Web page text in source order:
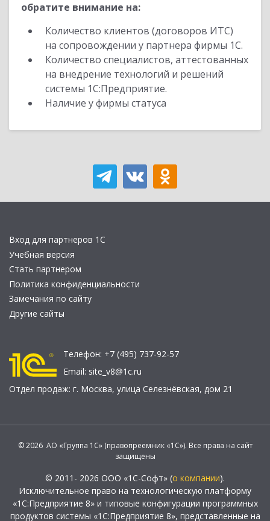
обратите внимание на:
Количество клиентов (договоров ИТС)
на сопровождении у партнера фирмы 1С.
Количество специалистов, аттестованных
на внедрение технологий и решений
системы 1С:Предприятие.
Наличие у фирмы статуса
Вход для партнеров 1С
Учебная версия
Стать партнером
Политика конфиденциальности
Замечания по сайту
Другие сайты
Телефон: +7 (495) 737-92-57
Email: site_v8@1c.ru
Отдел продаж: г. Москва, улица Селезнёвская, дом 21
© 2026 АО «Группа 1С» (правопреемник «1С»). Все права на сайт
защищены
© 2011- 2026 ООО «1С-Софт» (о компании).
Исключительное право на технологическую платформу
«1С:Предприятие 8» и типовые конфигурации программных
продуктов системы «1С:Предприятие 8», представленные на